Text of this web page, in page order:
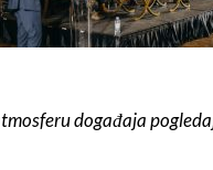
događaja